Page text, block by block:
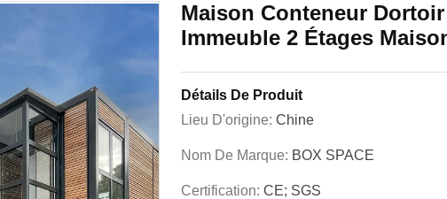
Maison Conteneur
Immeuble 2 Étages
Détails De Produit
Lieu D'origine: Chine
Nom De Marque: BOX SPACE
Certification: CE; SGS